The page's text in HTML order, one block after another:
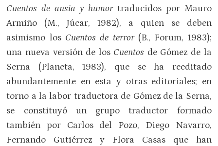
Cuentos de ansia y humor traducidos por Mauro
Armiño (M., Júcar, 1982), a quien se deben
asimismo los Cuentos de terror (B., Forum, 1983);
una nueva versión de los Cuentos de Gómez de la
Serna (Planeta, 1983), que se ha reeditado
abundantemente en esta y otras editoriales; en
torno a la labor traductora de Gómez de la Serna,
se constituyó un grupo traductor formado
también por Carlos del Pozo, Diego Navarro,
Fernando Gutiérrez y Flora Casas que han